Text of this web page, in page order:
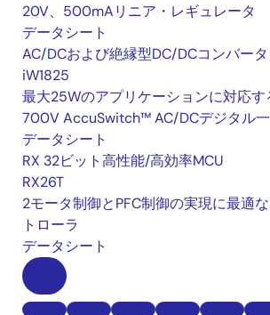
20V、500mAリニア・レギュレータ
データシート
AC/DCおよび絶縁型DC/DCコンバータ
iW1825
最大25Wのアプリケーションに対応す
700V AccuSwitch™ AC/DCデジタル
データシート
RX 32ビット高性能/高効率MCU
RX26T
2モータ制御とPFC制御の実現に最適
トローラ
データシート